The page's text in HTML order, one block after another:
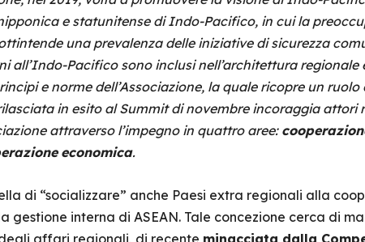
e statunitense di Indo-Pacifico, in cui la
una prevalenza delle iniziative di sicurezza
all’Indo-Pacifico sono inclusi nell’architettura regionale
e norme dell’Associazione, la quale ricopre un
in esito al Summit di novembre incoraggia attori
attraverso l’impegno in quattro aree:
economica.
di “socializzare” anche Paesi extra regionali alla
gestione interna di ASEAN. Tale concezione cerca di
affari regionali, di recente minacciata dalla